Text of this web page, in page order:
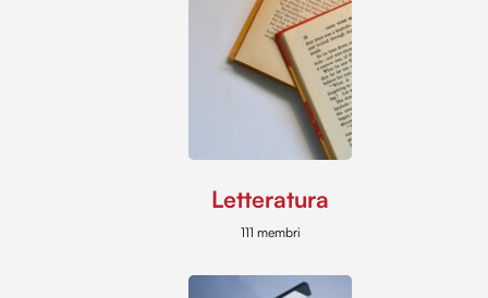
Letteratura
111 membri